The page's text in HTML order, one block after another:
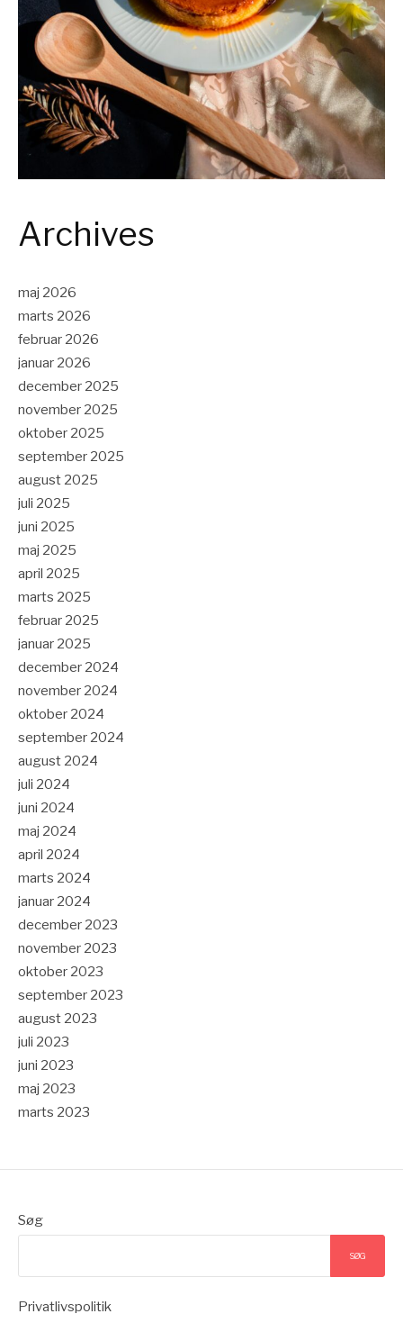
Archives
maj 2026
marts 2026
februar 2026
januar 2026
december 2025
november 2025
oktober 2025
september 2025
august 2025
juli 2025
juni 2025
maj 2025
april 2025
marts 2025
februar 2025
januar 2025
december 2024
november 2024
oktober 2024
september 2024
august 2024
juli 2024
juni 2024
maj 2024
april 2024
marts 2024
januar 2024
december 2023
november 2023
oktober 2023
september 2023
august 2023
juli 2023
juni 2023
maj 2023
marts 2023
Søg
SØG
Privatlivspolitik